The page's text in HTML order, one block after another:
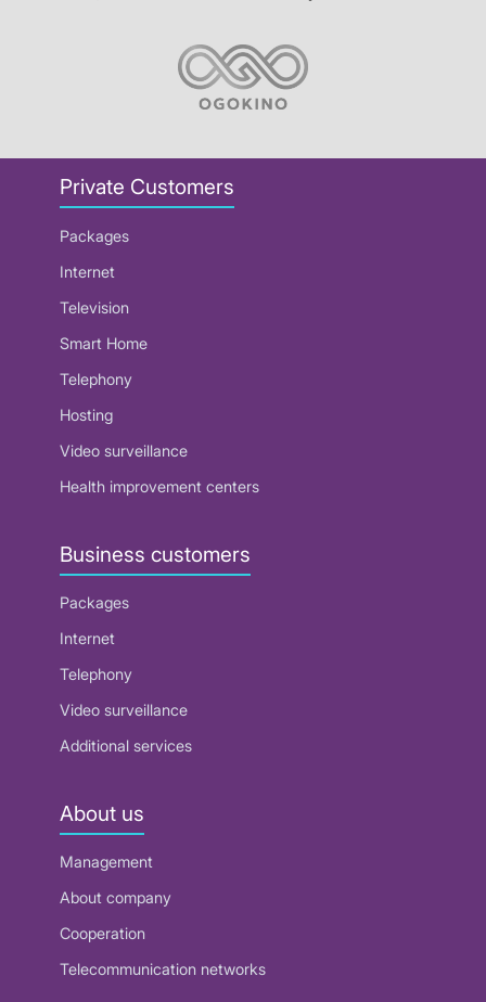
Private Customers
Packages
Internet
Television
Smart Home
Telephony
Hosting
Video surveillance
Health improvement centers
Business customers
Packages
Internet
Telephony
Video surveillance
Additional services
About us
Management
About company
Cooperation
Telecommunication networks